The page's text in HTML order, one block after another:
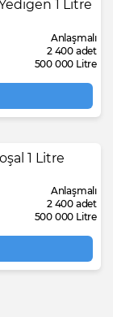
1 Litre
Anlaşmalı
2 400 adet
500 000 Litre
1 Litre
Anlaşmalı
2 400 adet
500 000 Litre